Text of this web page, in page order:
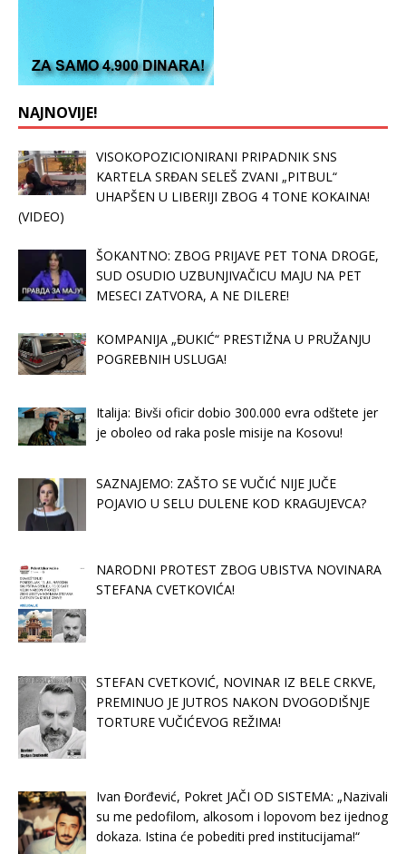
NAJNOVIJE!
VISOKOPOZICIONIRANI PRIPADNIK SNS
KARTELA SRĐAN SELEŠ ZVANI „PITBUL“
UHAPŠEN U LIBERIJI ZBOG 4 TONE KOKAINA!
(VIDEO)
ŠOKANTNO: ZBOG PRIJAVE PET TONA DROGE,
SUD OSUDIO UZBUNJIVAČICU MAJU NA PET
MESECI ZATVORA, A NE DILERE!
KOMPANIJA „ĐUKIĆ“ PRESTIŽNA U PRUŽANJU
POGREBNIH USLUGA!
Italija: Bivši oficir dobio 300.000 evra odštete jer
je oboleo od raka posle misije na Kosovu!
SAZNAJEMO: ZAŠTO SE VUČIĆ NIJE JUČE
POJAVIO U SELU DULENE KOD KRAGUJEVCA?
NARODNI PROTEST ZBOG UBISTVA NOVINARA
STEFANA CVETKOVIĆA!
STEFAN CVETKOVIĆ, NOVINAR IZ BELE CRKVE,
PREMINUO JE JUTROS NAKON DVOGODIŠNJE
TORTURE VUČIĆEVOG REŽIMA!
Ivan Đorđević, Pokret JAČI OD SISTEMA: „Nazivali
su me pedofilom, alkosom i lopovom bez ijednog
dokaza. Istina će pobediti pred institucijama!“